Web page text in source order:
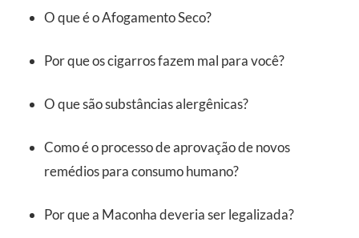
O que é o Afogamento Seco?
Por que os cigarros fazem mal para você?
O que são substâncias alergênicas?
Como é o processo de aprovação de novos
remédios para consumo humano?
Por que a Maconha deveria ser legalizada?